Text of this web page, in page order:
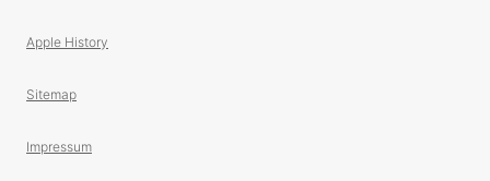
Apple History
Sitemap
Impressum